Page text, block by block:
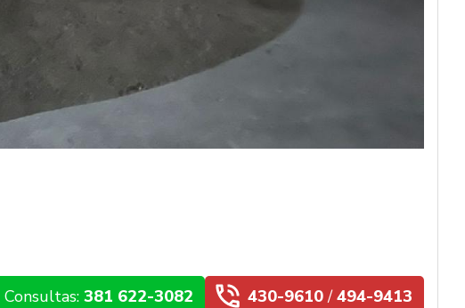
Consultas: 381 622-3082 430-9610 /494-9413